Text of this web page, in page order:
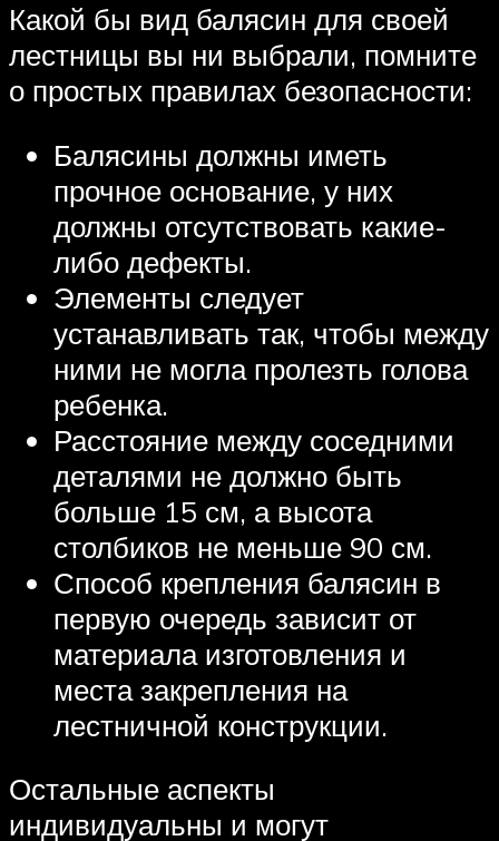
Какой бы вид балясин для своей
лестницы вы ни выбрали, помните
о простых правилах безопасности:
Балясины должны иметь
прочное основание, у них
должны отсутствовать какие-
либо дефекты.
Элементы следует
устанавливать так, чтобы между
ними не могла пролезть голова
ребенка.
Расстояние между соседними
деталями не должно быть
больше 15 см, а высота
столбиков не меньше 90 см.
Способ крепления балясин в
первую очередь зависит от
материала изготовления и
места закрепления на
лестничной конструкции.
Остальные аспекты
индивидуальны и могут